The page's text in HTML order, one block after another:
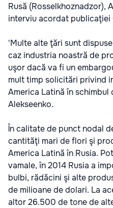
Rusă (Rosselkhoznadzor),
interviu acordat publicaţiei
'Multe alte ţări sunt
caz industria noastră de
uşor dacă va fi un
mult timp solicitări privind
America Latină în
Alekseenko.
În calitate de punct nodal
cantităţi mari de flori şi
America Latină în Rusia.
vamale, în 2014 Rusia a
bulbi, rădăcini şi alte
de milioane de dolari. La
altor 26.500 de tone de